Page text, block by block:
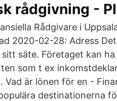
rådgivning -
Rådgivare i
2020-02-28: Adress
säte. Företaget kan
som t ex
Vad är lönen för en -
destinationerna